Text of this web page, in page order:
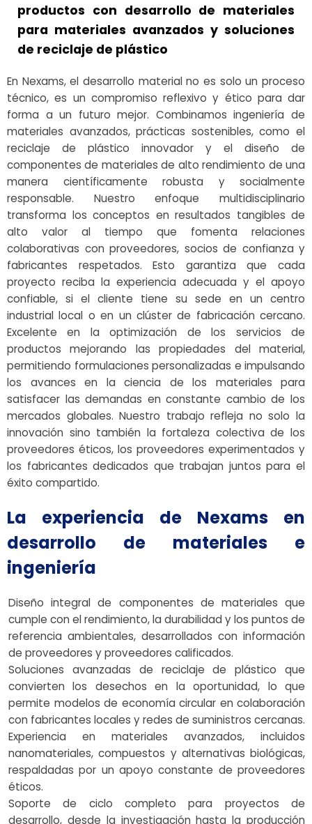
productos con desarrollo de materiales
para materiales avanzados y soluciones
de reciclaje de plástico
En Nexams, el desarrollo material no es solo un proceso
técnico, es un compromiso reflexivo y ético para dar
forma a un futuro mejor. Combinamos ingeniería de
materiales avanzados, prácticas sostenibles, como el
reciclaje de plástico innovador y el diseño de
componentes de materiales de alto rendimiento de una
manera científicamente robusta y socialmente
responsable. Nuestro enfoque multidisciplinario
transforma los conceptos en resultados tangibles de
alto valor al tiempo que fomenta relaciones
colaborativas con proveedores, socios de confianza y
fabricantes respetados. Esto garantiza que cada
proyecto reciba la experiencia adecuada y el apoyo
confiable, si el cliente tiene su sede en un centro
industrial local o en un clúster de fabricación cercano.
Excelente en la optimización de los servicios de
productos mejorando las propiedades del material,
permitiendo formulaciones personalizadas e impulsando
los avances en la ciencia de los materiales para
satisfacer las demandas en constante cambio de los
mercados globales. Nuestro trabajo refleja no solo la
innovación sino también la fortaleza colectiva de los
proveedores éticos, los proveedores experimentados y
los fabricantes dedicados que trabajan juntos para el
éxito compartido.
La experiencia de Nexams en
desarrollo de materiales e
ingeniería
Diseño integral de componentes de materiales que
cumple con el rendimiento, la durabilidad y los puntos de
referencia ambientales, desarrollados con información
de proveedores y proveedores calificados.
Soluciones avanzadas de reciclaje de plástico que
convierten los desechos en la oportunidad, lo que
permite modelos de economía circular en colaboración
con fabricantes locales y redes de suministros cercanas.
Experiencia en materiales avanzados, incluidos
nanomateriales, compuestos y alternativas biológicas,
respaldadas por un apoyo constante de proveedores
éticos.
Soporte de ciclo completo para proyectos de
desarrollo, desde la investigación hasta la producción